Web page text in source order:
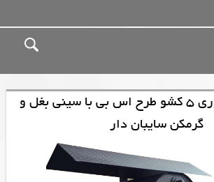
دستگاه بلال تنوری 5 کشو طرح اس بی با سینی بغل و
گرمکن سایبان دار